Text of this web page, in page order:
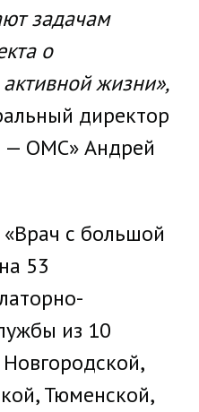
задачам
о
жизни»,
директор
— ОМС» Андрей
с большой
53
из 10
Новгородской,
Тюменской,